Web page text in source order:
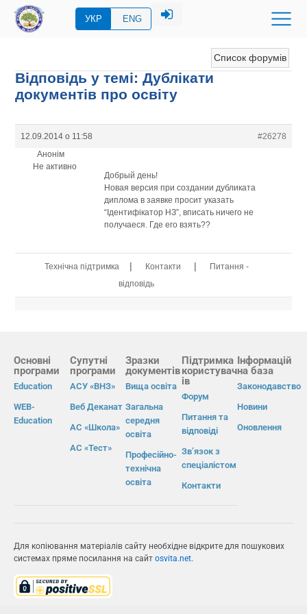
УКР ENG
Список форумів
Відповідь у темі: Дублікати
документів про освіту
12.09.2014 о 11:58
#26278
Анонім
Не активно
Добрый день!
Новая версия при создании дубликата
диплома в заявке просит указать
“Ідентифікатор НЗ”, вписать ничего не
получаеся. Где его взять??
Технічна підтримка | Контакти |
Питання -
відповідь
Основні
програми
Education
WEB-
Education
Супутні
програми
АСУ «ВНЗ»
Веб Деканат
АС «Школа»
АС «Тест»
Зразки
документів
Вища освіта
Загальна
середня
освіта
Професійно-
технічна
освіта
Підтримка
користувач
ів
Форум
Питання та
відповіді
Зв’язок з
спеціалістом
Контакти
Інформацій
на база
Законодавство
Новини
Оновлення
Для копіювання матеріалів сайту необхідне відкрите для пошукових
системах пряме посилання на сайт osvita.net.